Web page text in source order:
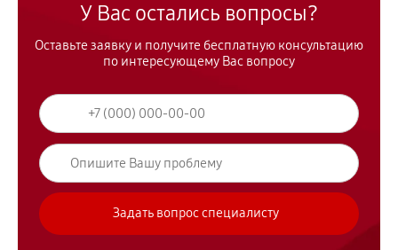
У Вас остались вопросы?
Оставьте заявку и получите бесплатную консультацию
по интересующему Вас вопросу